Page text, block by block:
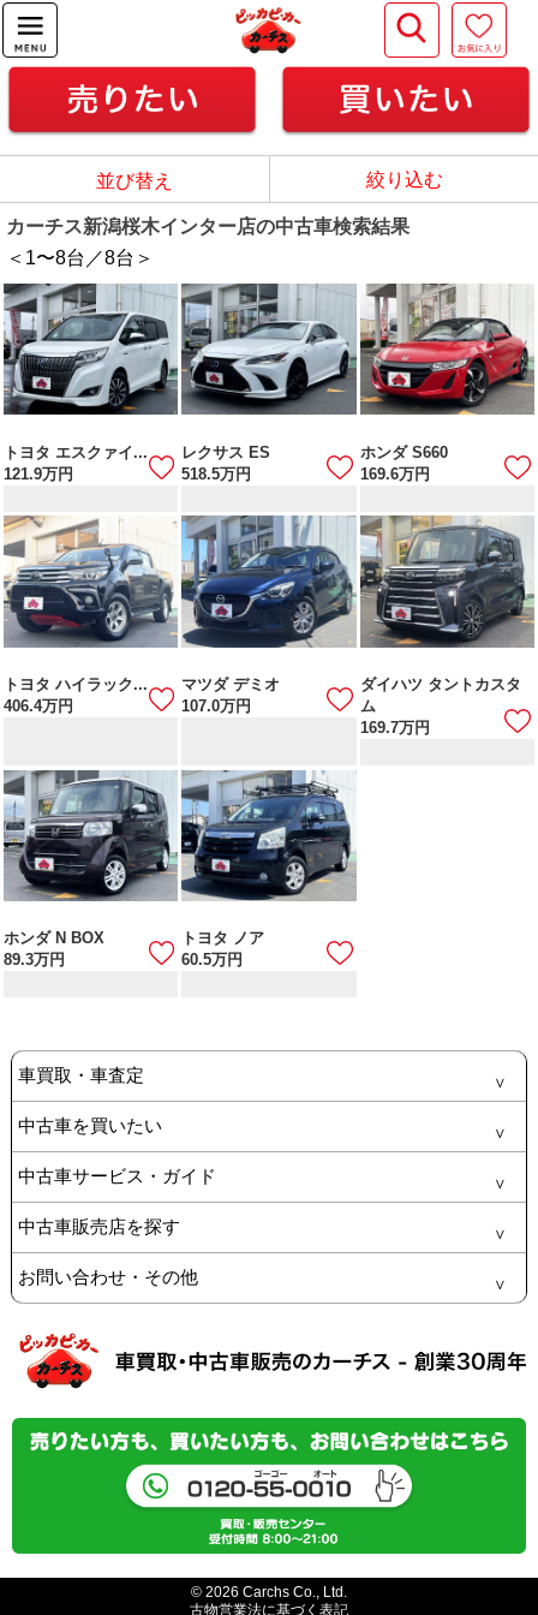
並び替え 絞り込む
カーチス新潟桜木インター店の中古車検索結果
＜1〜8台／8台＞
トヨタ エスクァイ...
121.9万円
レクサス ES
518.5万円
ホンダ S660
169.6万円
トヨタ ハイラック...
406.4万円
マツダ デミオ
107.0万円
ダイハツ タントカスタ
ム
169.7万円
ホンダ N BOX
89.3万円
トヨタ ノア
60.5万円
車買取・車査定
中古車を買いたい
中古車サービス・ガイド
中古車販売店を探す
お問い合わせ・その他
© 2026 Carchs Co., Ltd.
古物営業法に基づく表記